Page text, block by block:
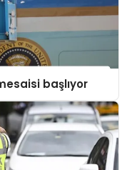
başlıyor